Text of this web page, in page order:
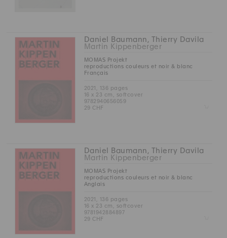
Daniel Baumann, Thierry Davila
Martin Kippenberger
MOMAS Projekt
reproductions couleurs et noir & blanc
Français
2021, 136 pages
16 x 23 cm, softcover
9782940656059
29 CHF
Daniel Baumann, Thierry Davila
Martin Kippenberger
MOMAS Projekt
reproductions couleurs et noir & blanc
Anglais
2021, 136 pages
16 x 23 cm, softcover
9781942884897
29 CHF